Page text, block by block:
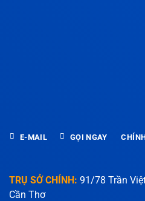
TRỤ SỞ CHÍNH: 91/78 Trần
Cần Thơ
E-MAIL GỌI NGAY